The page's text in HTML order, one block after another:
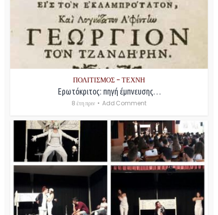
ΠΟΛΙΤΙΣΜΟΣ - ΤΕΧΝΗ
Ερωτόκριτος: πηγή έμπνευσης…
8 έτη πριν Add Comment